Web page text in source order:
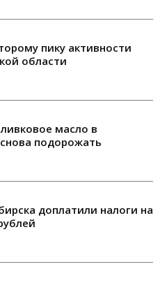
пику активности
области
масло в
подорожать
доплатили налоги на